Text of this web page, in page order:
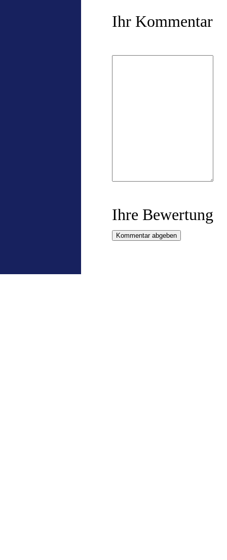
Ihr Kommentar
Ihre Bewertung